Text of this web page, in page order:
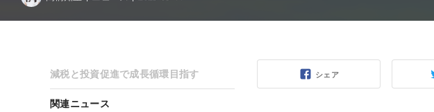
シェア
減税と投資促進で成長循環目指す
関連ニュース